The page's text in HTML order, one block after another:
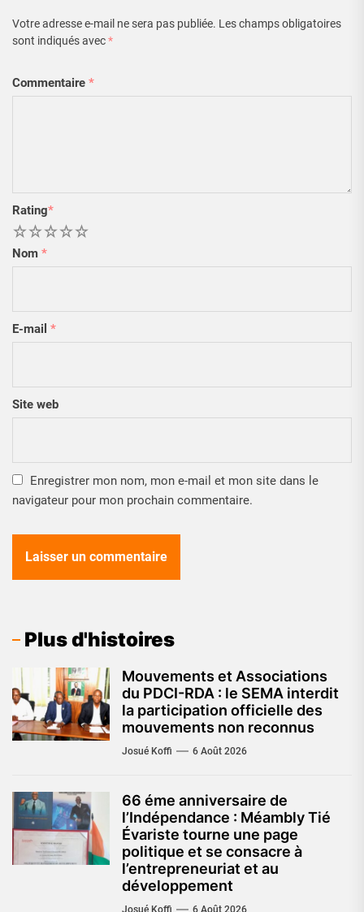
Votre adresse e-mail ne sera pas publiée. Les champs obligatoires
sont indiqués avec*
Commentaire *
Rating*
5
4
3
2
Nom *
E-mail *
Site web
Enregistrer mon nom, mon e-mail et mon site dans le
navigateur pour mon prochain commentaire.
Plus d'histoires
Mouvements et Associations
du PDCI-RDA : le SEMA interdit
la participation officielle des
mouvements non reconnus
Josué Koffi 6 Août 2026
66 éme anniversaire de
l’Indépendance : Méambly Tié
Évariste tourne une page
politique et se consacre à
l’entrepreneuriat et au
développement
Josué Koffi 6 Août 2026